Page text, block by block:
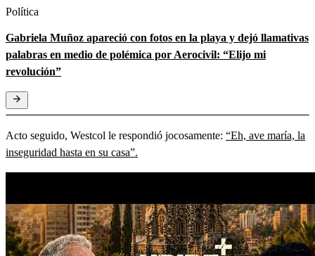
Política
Gabriela Muñoz apareció con fotos en la playa y dejó llamativas
palabras en medio de polémica por Aerocivil: “Elijo mi
revolución”
Acto seguido, Westcol le respondió jocosamente: “Eh, ave maría, la
inseguridad hasta en su casa”.